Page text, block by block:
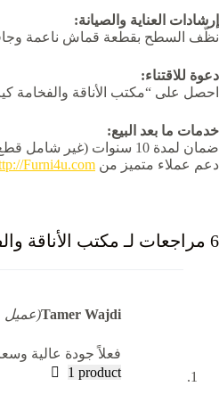
إرشادات العناية والصيانة:
نظّف السطح بقطعة قماش ناعمة
دعوة للاقتناء:
احصل على “مكتب الأناقة والفخامة
خدمات ما بعد البيع:
ضمان لمدة 10 سنوات (غير شامل قطع الغيار)
دعم عملاء متميز من Furni4u.com
6 مراجعات لـ مكتب الأناقة
Tamer Wajdi(عميل
فعلاً جودة عالية
1 product